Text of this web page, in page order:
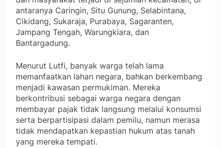
antaranya Caringin, Situ Gunung, Selabintana,
Cikidang, Sukaraja, Purabaya, Sagaranten,
Jampang Tengah, Warungkiara, dan
Bantargadung.
Menurut Lutfi, banyak warga telah lama
memanfaatkan lahan negara, bahkan berkembang
menjadi kawasan permukiman. Mereka
berkontribusi sebagai warga negara dengan
membayar pajak tidak langsung melalui konsumsi
serta berpartisipasi dalam pemilu, namun merasa
tidak mendapatkan kepastian hukum atas tanah
yang mereka tempati.